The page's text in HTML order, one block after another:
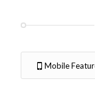
Mobile